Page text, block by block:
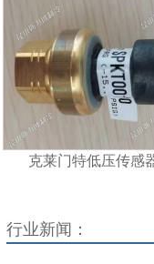
克莱门特低压传感
行业新闻：